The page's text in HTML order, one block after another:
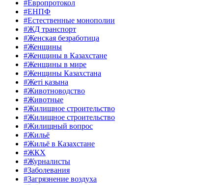
#Европротокол
#ЕНПФ
#Естественные монополии
#ЖД транспорт
#Женская безработица
#Женщины
#Женщины в Казахстане
#Женщины в мире
#Женщины Казахстана
#Жеті қазына
#Животноводство
#Животные
#Жилищное строительство
#Жилищное строительство
#Жилищный вопрос
#Жильё
#Жильё в Казахстане
#ЖКХ
#Журналисты
#Заболевания
#Загрязнение воздуха